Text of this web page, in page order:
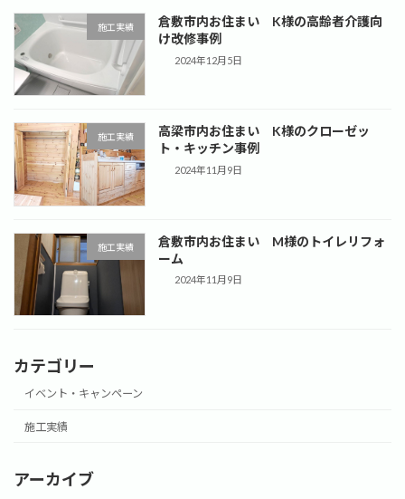
施工実績
倉敷市内お住まい K様の高齢者介護向
け改修事例
2024年12月5日
施工実績
高梁市内お住まい K様のクローゼッ
ト・キッチン事例
2024年11月9日
施工実績
倉敷市内お住まい M様のトイレリフォ
ーム
2024年11月9日
カテゴリー
イベント・キャンペーン
施工実績
アーカイブ